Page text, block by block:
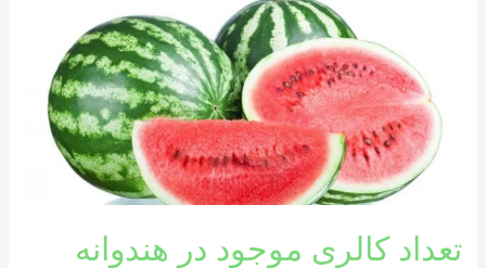
تعداد کالری موجود در هندوانه
هندوانه